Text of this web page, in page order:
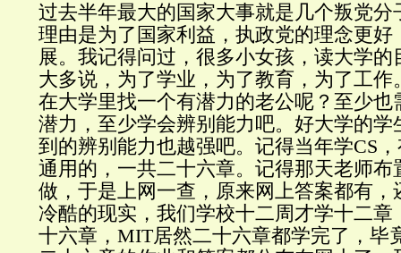
过去半年最大的国家大事就是几个叛党分
理由是为了国家利益，执政党的理念更好
展。我记得问过，很多小女孩，读大学的
大多说，为了学业，为了教育，为了工作
在大学里找一个有潜力的老公呢？至少也
潜力，至少学会辨别能力吧。好大学的学
到的辨别能力也越强吧。记得当年学CS
通用的，一共二十六章。记得那天老师布
做，于是上网一查，原来网上答案都有，
冷酷的现实，我们学校十二周才学十二章
十六章， MIT居然二十六章都学完了，毕